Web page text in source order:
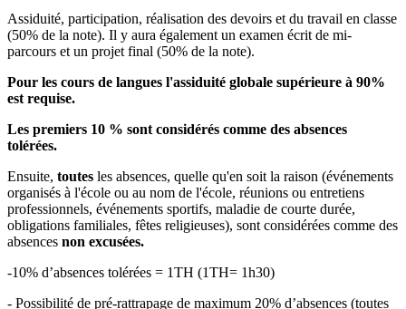
Assiduité, participation, réalisation des devoirs et du travail en classe
(50% de la note). Il y aura également un examen écrit de mi-
parcours et un projet final (50% de la note).
Pour les cours de langues l'assiduité globale supérieure à 90%
est requise.
Les premiers 10 % sont considérés comme des absences
tolérées.
Ensuite, toutes les absences, quelle qu'en soit la raison (événements
organisés à l'école ou au nom de l'école, réunions ou entretiens
professionnels, événements sportifs, maladie de courte durée,
obligations familiales, fêtes religieuses), sont considérées comme des
absences non excusées.
-10% d’absences tolérées = 1TH (1TH= 1h30)
- Possibilité de pré-rattrapage de maximum 20% d’absences (toutes